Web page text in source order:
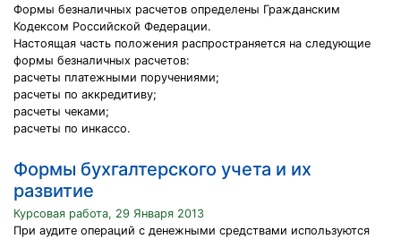
Формы безналичных расчетов определены Гражданским
Кодексом Российской Федерации.
Настоящая часть положения распространяется на следующие
формы безналичных расчетов:
расчеты платежными поручениями;
расчеты по аккредитиву;
расчеты чеками;
расчеты по инкассо.
Формы бухгалтерского учета и их
развитие
Курсовая работа, 29 Января 2013
При аудите операций с денежными средствами используются